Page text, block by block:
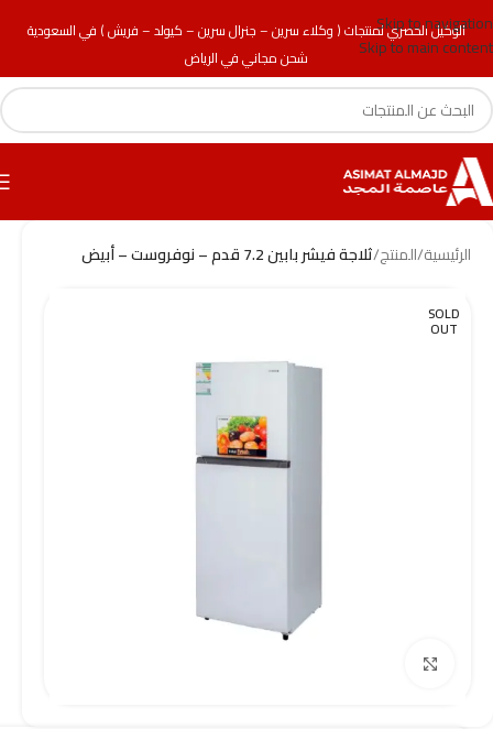
الوكيل الحصري لمنتجات ( وكلاء سرين – جنرال سرين – كيولد – فريش ) في السعودية
شحن مجاني في الرياض
Skip to navigation
Skip to main content
الرئيسية/المنتج/ثلاجة فيشر بابين 7.2 قدم – نوفروست – أبيض
SOLD
OUT